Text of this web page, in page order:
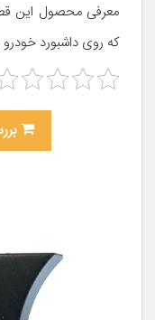
معرفی محصول این
که روی داشبورد